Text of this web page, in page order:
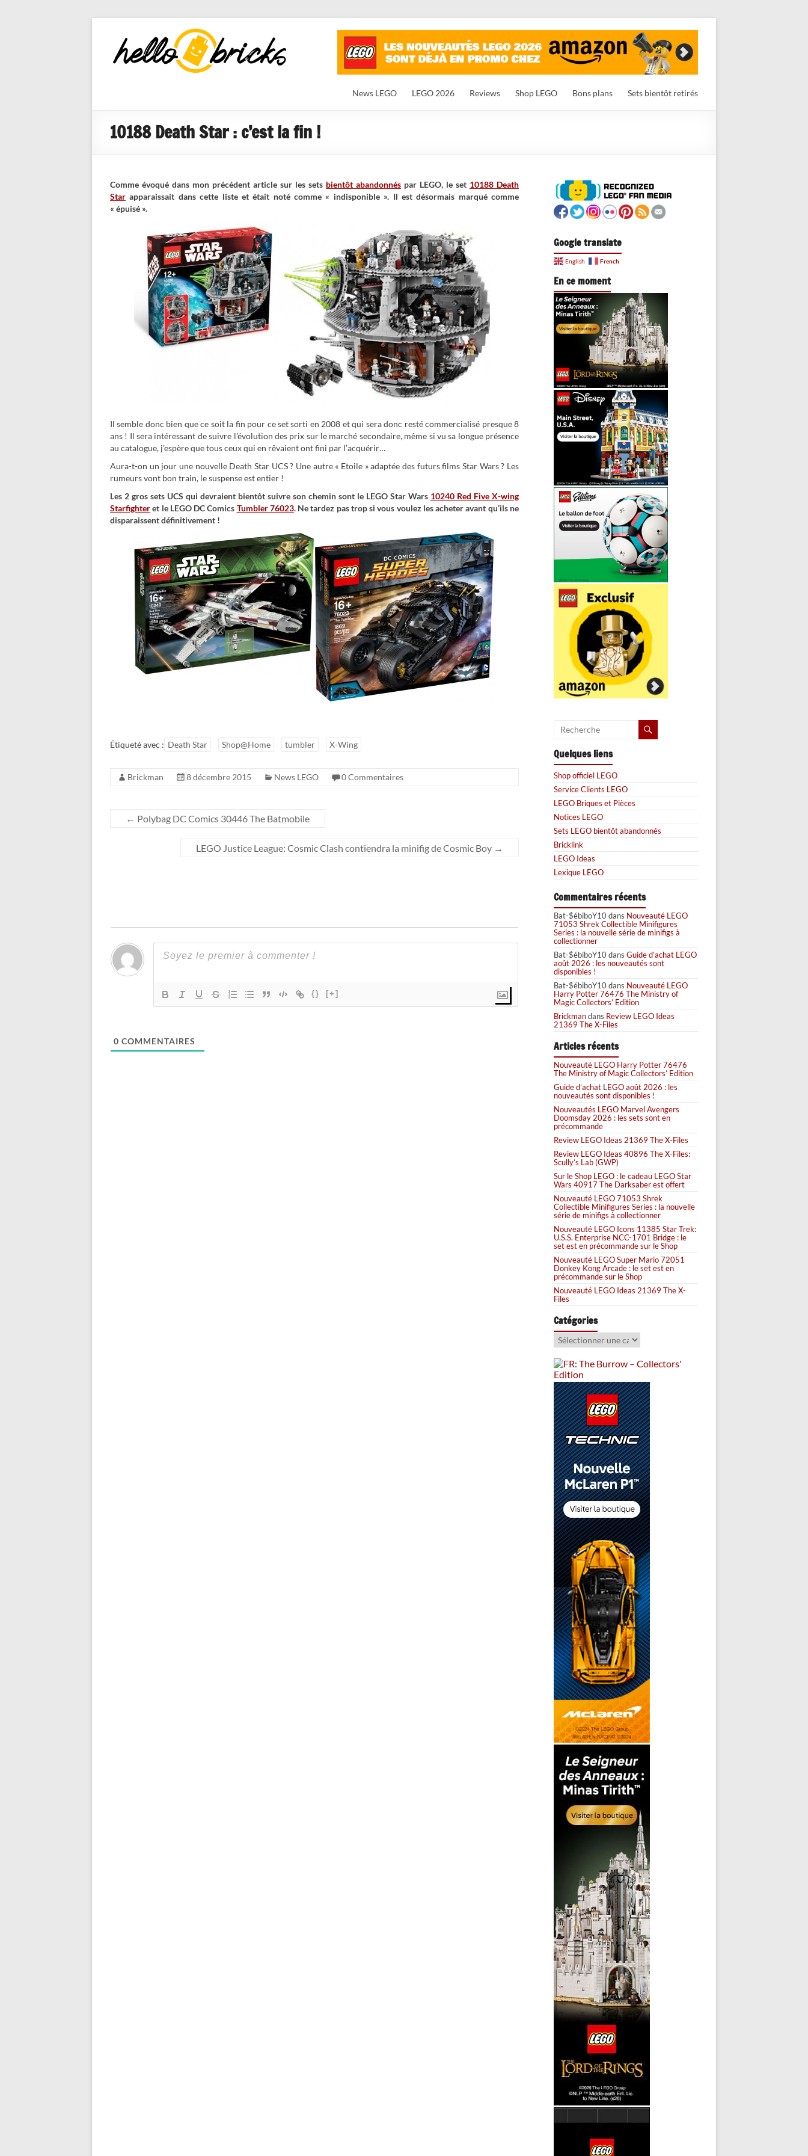
HelloBricks
Blog LEGO,
nouveaut�s
News LEGO LEGO 2026 Reviews Shop LEGO Bons plans Sets bientôt retirés
10188 Death Star : c’est la fin !
Comme évoqué dans mon précédent article sur les sets bientôt abandonnés par LEGO, le set 10188 Death
Star apparaissait dans cette liste et était noté comme « indisponible ». Il est désormais marqué comme
« épuisé ».
Il semble donc bien que ce soit la fin pour ce set sorti en 2008 et qui sera donc resté commercialisé presque 8
ans ! Il sera intéressant de suivre l’évolution des prix sur le marché secondaire, même si vu sa longue présence
au catalogue, j’espère que tous ceux qui en rêvaient ont fini par l’acquérir…
Aura-t-on un jour une nouvelle Death Star UCS ? Une autre « Etoile » adaptée des futurs films Star Wars ? Les
rumeurs vont bon train, le suspense est entier !
Les 2 gros sets UCS qui devraient bientôt suivre son chemin sont le LEGO Star Wars 10240 Red Five X-wing
Starfighteret le LEGO DC Comics Tumbler 76023. Ne tardez pas trop si vous voulez les acheter avant qu’ils ne
disparaissent définitivement !
Étiqueté avec : Death Star Shop@Home tumbler X-Wing
Brickman 8 décembre 2015 News LEGO 0 Commentaires
← Polybag DC Comics 30446 The Batmobile
LEGO Justice League: Cosmic Clash contiendra la minifig de Cosmic Boy →
{} [+]
0 COMMENTAIRES
Google translate
English French
En ce moment
Quelques liens
Shop officiel LEGO
Service Clients LEGO
LEGO Briques et Pièces
Notices LEGO
Sets LEGO bientôt abandonnés
Bricklink
LEGO Ideas
Lexique LEGO
Commentaires récents
Bat-$ébiboY10dans Nouveauté LEGO
71053 Shrek Collectible Minifigures
Series : la nouvelle série de minifigs à
collectionner
Bat-$ébiboY10dans Guide d’achat LEGO
août 2026 : les nouveautés sont
disponibles !
Bat-$ébiboY10dans Nouveauté LEGO
Harry Potter 76476 The Ministry of
Magic Collectors’ Edition
Brickmandans Review LEGO Ideas
21369 The X-Files
Articles récents
Nouveauté LEGO Harry Potter 76476
The Ministry of Magic Collectors’ Edition
Guide d’achat LEGO août 2026 : les
nouveautés sont disponibles !
Nouveautés LEGO Marvel Avengers
Doomsday 2026 : les sets sont en
précommande
Review LEGO Ideas 21369 The X-Files
Review LEGO Ideas 40896 The X-Files:
Scully’s Lab (GWP)
Sur le Shop LEGO : le cadeau LEGO Star
Wars 40917 The Darksaber est offert
Nouveauté LEGO 71053 Shrek
Collectible Minifigures Series : la nouvelle
série de minifigs à collectionner
Nouveauté LEGO Icons 11385 Star Trek:
U.S.S. Enterprise NCC-1701 Bridge : le
set est en précommande sur le Shop
Nouveauté LEGO Super Mario 72051
Donkey Kong Arcade : le set est en
précommande sur le Shop
Nouveauté LEGO Ideas 21369 The X-
Files
Catégories
Catégories